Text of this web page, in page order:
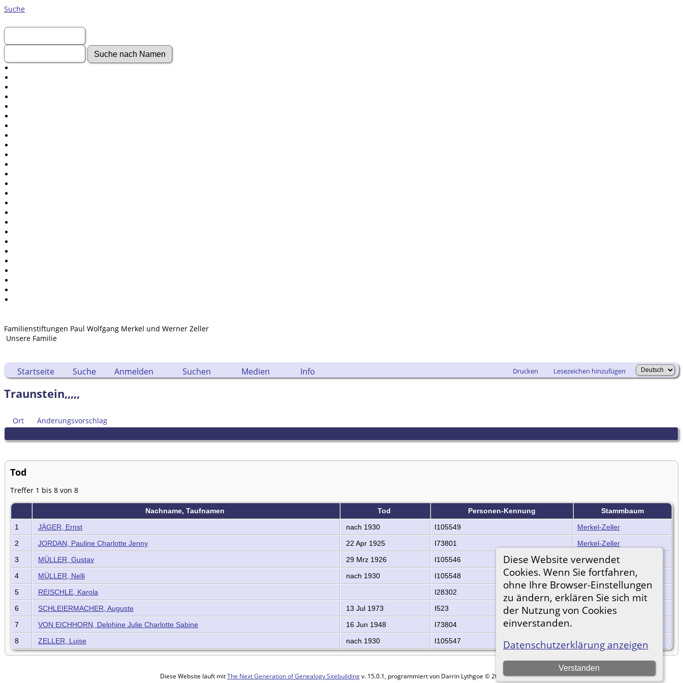
Suche
Familienstiftungen Paul Wolfgang Merkel und Werner Zeller
Unsere Familie
Startseite Suche Anmelden Suchen Medien Info Drucken Lesezeichen hinzufügen
Diese Website verwendet
Cookies. Wenn Sie fortfahren,
ohne Ihre Browser-Einstellungen
zu ändern, erklären Sie sich mit
der Nutzung von Cookies
einverstanden.
Datenschutzerklärung anzeigen
Verstanden
Traunstein,,,,,
Ort Änderungsvorschlag
Tod
Treffer 1 bis 8 von 8
Nachname, Taufnamen Tod Personen-Kennung
Stammbaum
1
JÄGER, Ernst nach 1930 I105549
Merkel-Zeller
2
JORDAN, Pauline Charlotte Jenny 22 Apr 1925 I73801
Merkel-Zeller
3
MÜLLER, Gustav 29 Mrz 1926 I105546
Merkel-Zeller
4
MÜLLER, Nelli nach 1930 I105548
Merkel-Zeller
5
REISCHLE, Karola I28302
Merkel-Zeller
6
SCHLEIERMACHER, Auguste 13 Jul 1973 I523
Merkel-Zeller
7
VON EICHHORN, Delphine Julie Charlotte Sabine 16 Jun 1948 I73804
8
ZELLER, Luise nach 1930 I105547 Merkel-Zeller
Diese Website läuft mitThe Next Generation of Genealogy Sitebuildingv. 15.0.1, programmiert von Darrin Lythgoe © 2001-2026.